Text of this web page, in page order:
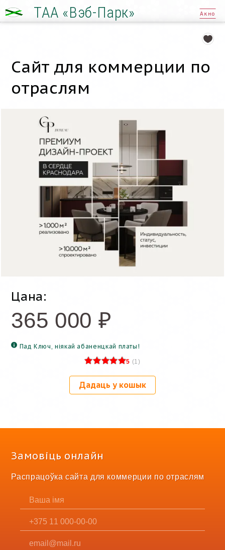
ТАА «Вэб-Парк» Акно
Замовіць онлайн
Распрацоўка сайта для коммерции по отраслям
Сайт для коммерции по
отраслям
Цана:
365 000 ₽
Пад Ключ, ніякай абаненцкай платы!
5 (1)
Дадаць у кошык